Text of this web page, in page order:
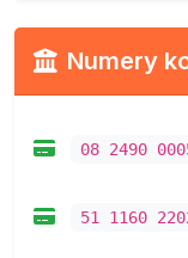
Numery
08 2490
51 1160